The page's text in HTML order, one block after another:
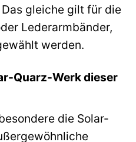
gleiche gilt für die
Lederarmbänder,
werden.
Quarz-Werk dieser
die Solar-